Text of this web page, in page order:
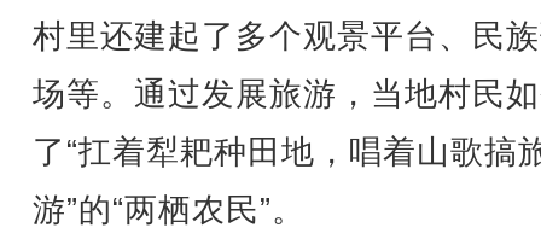
村里还建起了多个观景平台、民
场等。通过发展旅游，当地村民
了“扛着犁耙种田地，唱着山歌搞
游”的“两栖农民”。